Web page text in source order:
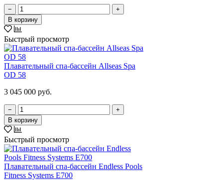
−
+
В корзину
Быстрый просмотр
Плавательный спа-бассейн Allseas Spa
OD 58
3 045 000 руб.
−
+
В корзину
Быстрый просмотр
Плавательный спа-бассейн Endless Pools
Fitness Systems E700